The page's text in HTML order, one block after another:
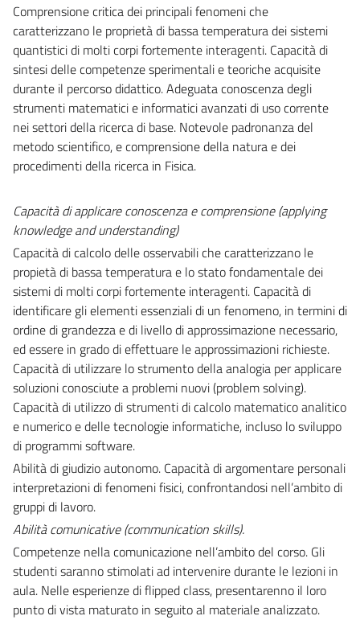
Comprensione critica dei principali fenomeni che
caratterizzano le proprietà di bassa temperatura dei sistemi
quantistici di molti corpi fortemente interagenti. Capacità di
sintesi delle competenze sperimentali e teoriche acquisite
durante il percorso didattico. Adeguata conoscenza degli
strumenti matematici e informatici avanzati di uso corrente
nei settori della ricerca di base. Notevole padronanza del
metodo scientifico, e comprensione della natura e dei
procedimenti della ricerca in Fisica.
Capacità di applicare conoscenza e comprensione (applying
knowledge and understanding)
Capacità di calcolo delle osservabili che caratterizzano le
propietà di bassa temperatura e lo stato fondamentale dei
sistemi di molti corpi fortemente interagenti. Capacità di
identificare gli elementi essenziali di un fenomeno, in termini di
ordine di grandezza e di livello di approssimazione necessario,
ed essere in grado di effettuare le approssimazioni richieste.
Capacità di utilizzare lo strumento della analogia per applicare
soluzioni conosciute a problemi nuovi (problem solving).
Capacità di utilizzo di strumenti di calcolo matematico analitico
e numerico e delle tecnologie informatiche, incluso lo sviluppo
di programmi software.
Abilità di giudizio autonomo. Capacità di argomentare personali
interpretazioni di fenomeni fisici, confrontandosi nell’ambito di
gruppi di lavoro.
Abilità comunicative (communication skills).
Competenze nella comunicazione nell’ambito del corso. Gli
studenti saranno stimolati ad intervenire durante le lezioni in
aula. Nelle esperienze di flipped class, presentarenno il loro
punto di vista maturato in seguito al materiale analizzato.